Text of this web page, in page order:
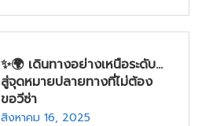
✨🌍 เดินทางอย่างเหนือระดับ…
สู่จุดหมายปลายทางที่ไม่ต้อง
ขอวีซ่า
สิงหาคม 16, 2025